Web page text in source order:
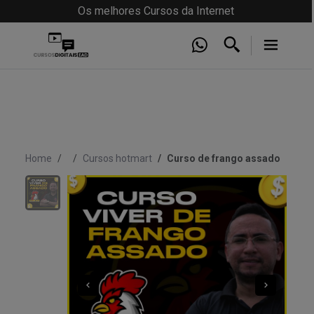
Os melhores Cursos da Internet
Home Cursos hotmart Curso de frango assado